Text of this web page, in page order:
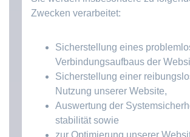
Zwecken verarbeitet:
Sicherstellung eines
Verbindungsaufbaus der
Sicherstellung einer
Nutzung unserer Website,
Auswertung der
stabilität sowie